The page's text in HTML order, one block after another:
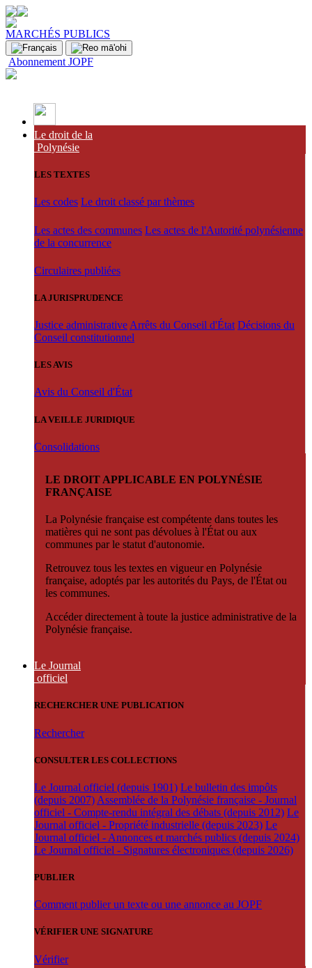
MARCHÉS PUBLICS
Abonnement JOPF
Le droit de la
Polynésie
LES TEXTES
Les codes Le droit classé par thèmes
Les actes des communes Les actes de l'Autorité polynésienne
de la concurrence
Circulaires publiées
LA JURISPRUDENCE
Justice administrative Arrêts du Conseil d'État Décisions du
Conseil constitutionnel
LES AVIS
Avis du Conseil d'État
LA VEILLE JURIDIQUE
Consolidations
LE DROIT APPLICABLE EN POLYNÉSIE
FRANÇAISE
La Polynésie française est compétente dans toutes les
matières qui ne sont pas dévolues à l'État ou aux
communes par le statut d'autonomie.
Retrouvez tous les textes en vigueur en Polynésie
française, adoptés par les autorités du Pays, de l'État ou
les communes.
Accéder directement à toute la justice administrative de la
Polynésie française.
Le Journal
officiel
RECHERCHER UNE PUBLICATION
Rechercher
CONSULTER LES COLLECTIONS
Le Journal officiel (depuis 1901) Le bulletin des impôts
(depuis 2007) Assemblée de la Polynésie française - Journal
officiel - Compte-rendu intégral des débats (depuis 2012) Le
Journal officiel - Propriété industrielle (depuis 2023) Le
Journal officiel - Annonces et marchés publics (depuis 2024)
Le Journal officiel - Signatures électroniques (depuis 2026)
PUBLIER
Comment publier un texte ou une annonce au JOPF
VÉRIFIER UNE SIGNATURE
Vérifier